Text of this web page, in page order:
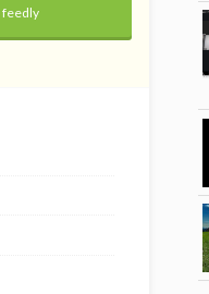
feedly